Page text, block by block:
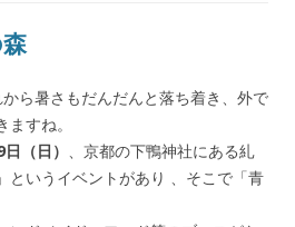
ら暑さもだんだんと落ち着き、外で
すね。
（日） 、京都の下鴨神社にある糺
というイベントがあり 、そこで「青